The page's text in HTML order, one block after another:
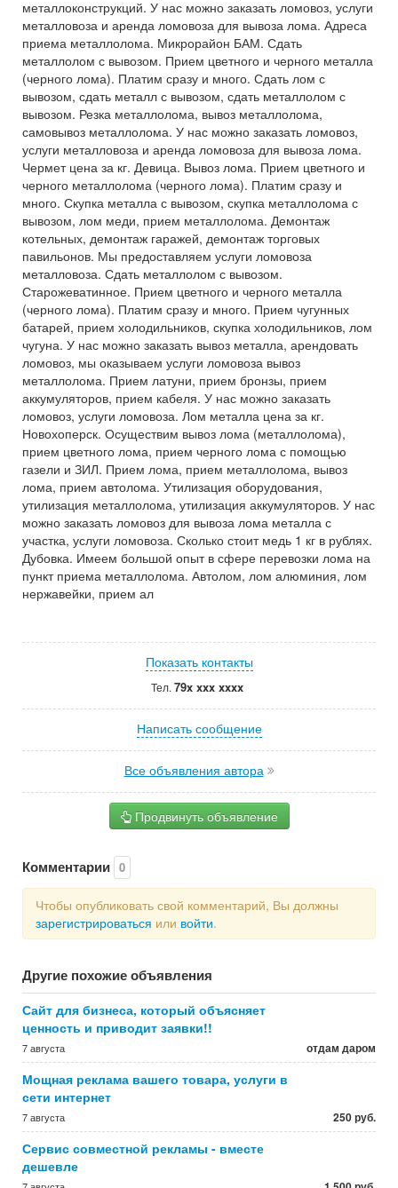
металлоконструкций. У нас можно заказать ломовоз, услуги
металловоза и аренда ломовоза для вывоза лома. Адреса
приема металлолома. Микрорайон БАМ. Сдать
металлолом с вывозом. Прием цветного и черного металла
(черного лома). Платим сразу и много. Сдать лом с
вывозом, сдать металл с вывозом, сдать металлолом с
вывозом. Резка металлолома, вывоз металлолома,
самовывоз металлолома. У нас можно заказать ломовоз,
услуги металловоза и аренда ломовоза для вывоза лома.
Чермет цена за кг. Девица. Вывоз лома. Прием цветного и
черного металлолома (черного лома). Платим сразу и
много. Скупка металла с вывозом, скупка металлолома с
вывозом, лом меди, прием металлолома. Демонтаж
котельных, демонтаж гаражей, демонтаж торговых
павильонов. Мы предоставляем услуги ломовоза
металловоза. Сдать металлолом с вывозом.
Старожеватинное. Прием цветного и черного металла
(черного лома). Платим сразу и много. Прием чугунных
батарей, прием холодильников, скупка холодильников, лом
чугуна. У нас можно заказать вывоз металла, арендовать
ломовоз, мы оказываем услуги ломовоза вывоз
металлолома. Прием латуни, прием бронзы, прием
аккумуляторов, прием кабеля. У нас можно заказать
ломовоз, услуги ломовоза. Лом металла цена за кг.
Новохоперск. Осуществим вывоз лома (металлолома),
прием цветного лома, прием черного лома с помощью
газели и ЗИЛ. Прием лома, прием металлолома, вывоз
лома, прием автолома. Утилизация оборудования,
утилизация металлолома, утилизация аккумуляторов. У нас
можно заказать ломовоз для вывоза лома металла с
участка, услуги ломовоза. Сколько стоит медь 1 кг в рублях.
Дубовка. Имеем большой опыт в сфере перевозки лома на
пункт приема металлолома. Автолом, лом алюминия, лом
нержавейки, прием ал
Показать контакты
Тел. 79x xxx xxxx
Написать сообщение
Все объявления автора
Продвинуть объявление
Комментарии 0
Чтобы опубликовать свой комментарий, Вы должны
зарегистрироваться или войти.
Другие похожие объявления
Сайт для бизнеса, который объясняет
ценность и приводит заявки!!
7 августа отдам даром
Мощная реклама вашего товара, услуги в
сети интернет
7 августа 250 руб.
Сервис совместной рекламы - вместе
дешевле